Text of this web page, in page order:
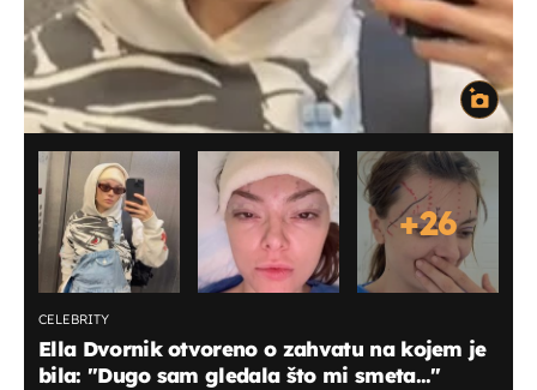
+26
CELEBRITY
Ella Dvornik otvoreno o zahvatu na kojem je
bila: "Dugo sam gledala što mi smeta..."